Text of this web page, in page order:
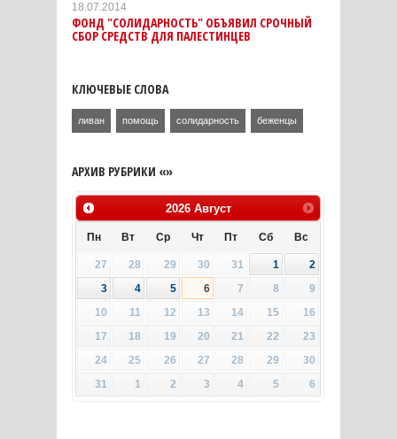
18.07.2014
ФОНД "СОЛИДАРНОСТЬ" ОБЪЯВИЛ СРОЧНЫЙ
СБОР СРЕДСТВ ДЛЯ ПАЛЕСТИНЦЕВ
КЛЮЧЕВЫЕ СЛОВА
ливан помощь солидарность беженцы
АРХИВ РУБРИКИ «»
2026 Август
Пн Вт Ср Чт Пт Сб Вс
27 28 29 30 31 1
2
3
4 5 6 7 8
9
10
11 12 13 14 15
16
17
18 19 20 21 22
23
24
25 26 27 28 29
30
31
1 2 3 4 5 6